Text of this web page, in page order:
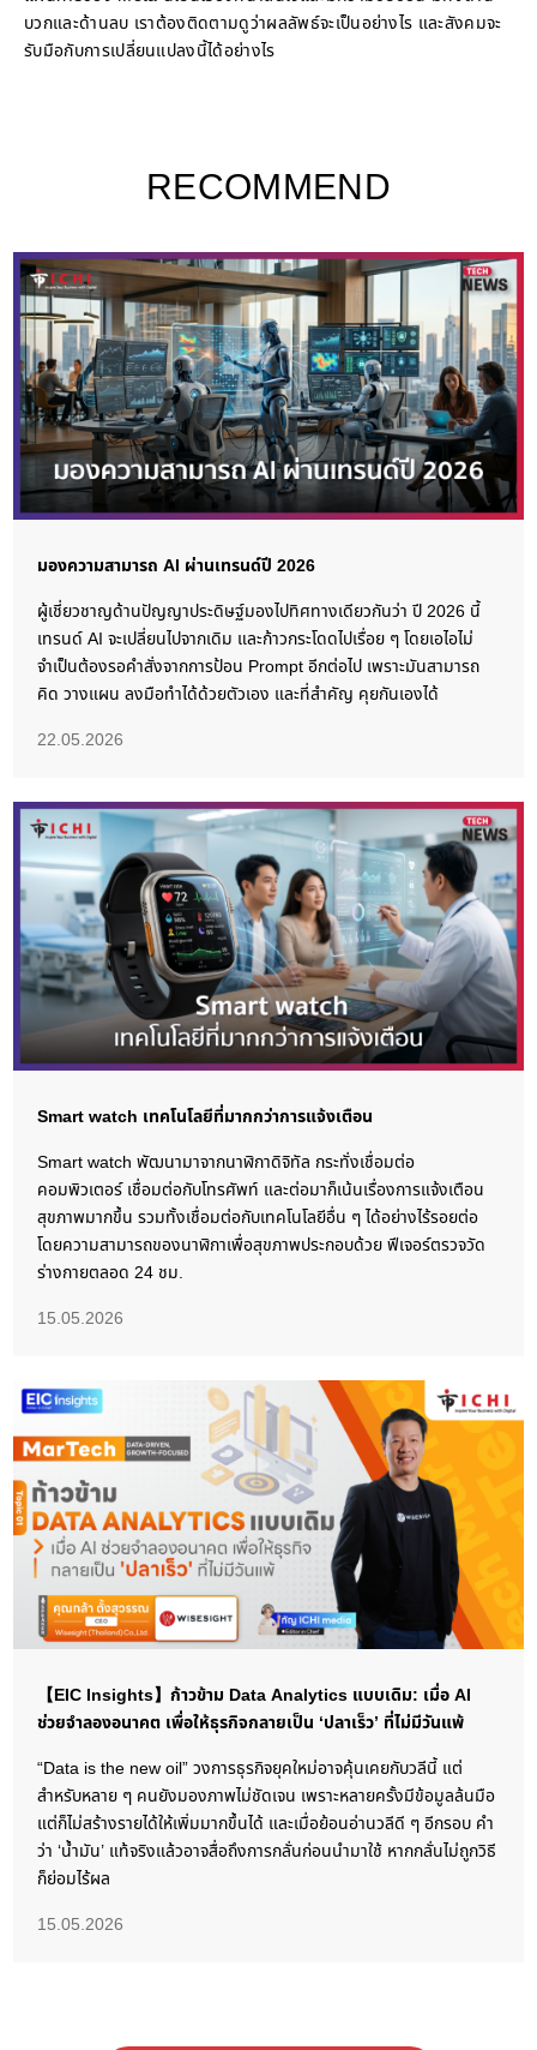
บวกและด้านลบ เราต้องติดตามดูว่าผลลัพธ์จะเป็นอย่างไร และสังคมจะ
รับมือกับการเปลี่ยนแปลงนี้ได้อย่างไร
RECOMMEND
มองความสามารถ AI ผ่านเทรนด์ปี 2026
ผู้เชี่ยวชาญด้านปัญญาประดิษฐ์มองไปทิศทางเดียวกันว่า ปี 2026 นี้
เทรนด์ AI จะเปลี่ยนไปจากเดิม และก้าวกระโดดไปเรื่อย ๆ โดยเอไอไม่
จำเป็นต้องรอคำสั่งจากการป้อน Prompt อีกต่อไป เพราะมันสามารถ
คิด วางแผน ลงมือทำได้ด้วยตัวเอง และที่สำคัญ คุยกันเองได้
22.05.2026
Smart watch เทคโนโลยีที่มากกว่าการแจ้งเตือน
Smart watch พัฒนามาจากนาฬิกาดิจิทัล กระทั่งเชื่อมต่อ
คอมพิวเตอร์ เชื่อมต่อกับโทรศัพท์ และต่อมาก็เน้นเรื่องการแจ้งเตือน
สุขภาพมากขึ้น รวมทั้งเชื่อมต่อกับเทคโนโลยีอื่น ๆ ได้อย่างไร้รอยต่อ
โดยความสามารถของนาฬิกาเพื่อสุขภาพประกอบด้วย ฟีเจอร์ตรวจวัด
ร่างกายตลอด 24 ชม.
15.05.2026
【EIC Insights】ก้าวข้าม Data Analytics แบบเดิม: เมื่อ AI
ช่วยจำลองอนาคต เพื่อให้ธุรกิจกลายเป็น ‘ปลาเร็ว’ ที่ไม่มีวันแพ้
“Data is the new oil” วงการธุรกิจยุคใหม่อาจคุ้นเคยกับวลีนี้ แต่
สำหรับหลาย ๆ คนยังมองภาพไม่ชัดเจน เพราะหลายครั้งมีข้อมูลล้นมือ
แต่ก็ไม่สร้างรายได้ให้เพิ่มมากขึ้นได้ และเมื่อย้อนอ่านวลีดี ๆ อีกรอบ คำ
ว่า ‘น้ำมัน’ แท้จริงแล้วอาจสื่อถึงการกลั่นก่อนนำมาใช้ หากกลั่นไม่ถูกวิธี
ก็ย่อมไร้ผล
15.05.2026